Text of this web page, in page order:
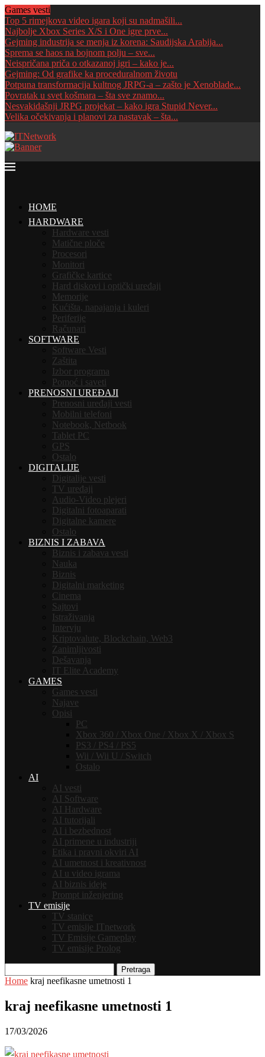
Games vesti
Top 5 rimejkova video igara koji su nadmašili...
Najbolje Xbox Series X/S i One igre prve...
Gejming industrija se menja iz korena: Saudijska Arabija...
Sprema se haos na bojnom polju – sve...
Neispričana priča o otkazanoj igri – kako je...
Gejming: Od grafike ka proceduralnom životu
Potpuna transformacija kultnog JRPG-a – zašto je Xenoblade...
Povratak u svet košmara – šta sve znamo...
Nesvakidašnji JRPG projekat – kako igra Stupid Never...
Velika očekivanja i planovi za nastavak – šta...
HOME
HARDWARE
Hardware vesti
Matične ploče
Procesori
Monitori
Grafičke kartice
Hard diskovi i optički uređaji
Memorije
Kućišta, napajanja i kuleri
Periferije
Računari
SOFTWARE
Software Vesti
Zaštita
Izbor programa
Pomoć i saveti
PRENOSNI UREĐAJI
Prenosni uređaji vesti
Mobilni telefoni
Notebook, Netbook
Tablet PC
GPS
Ostalo
DIGITALIJE
Digitalije vesti
TV uređaji
Audio-Video plejeri
Digitalni fotoaparati
Digitalne kamere
Ostalo
BIZNIS I ZABAVA
Biznis i zabava vesti
Nauka
Biznis
Digitalni marketing
Cinema
Sajtovi
Istraživanja
Intervju
Kriptovalute, Blockchain, Web3
Zanimljivosti
Dešavanja
IT Elite Academy
GAMES
Games vesti
Najave
Opisi
PC
Xbox 360 / Xbox One / Xbox X / Xbox S
PS3 / PS4 / PS5
Wii / Wii U / Switch
Ostalo
AI
AI vesti
AI Software
AI Hardware
AI tutorijali
AI i bezbednost
AI primene u industriji
Etika i pravni okviri AI
AI umetnost i kreativnost
AI u video igrama
AI biznis ideje
Prompt inženjering
TV emisije
TV stanice
TV emisije ITnetwork
TV Emisije Gameplay
TV emisije Prolog
Pretraga
Home kraj neefikasne umetnosti 1
kraj neefikasne umetnosti 1
17/03/2026